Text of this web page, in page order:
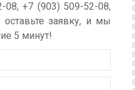
08, +7 (903) 509-52-08,
заявку, и мы
5 минут!